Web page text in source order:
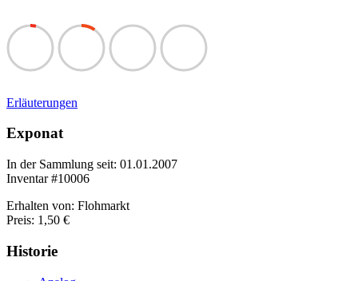
Erläuterungen
Exponat
In der Sammlung seit: 01.01.2007
Inventar #10006
Erhalten von: Flohmarkt
Preis: 1,50 €
Historie